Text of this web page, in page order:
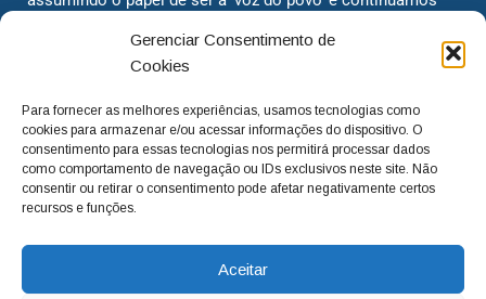
Gerenciar Consentimento de
Cookies
Para fornecer as melhores experiências, usamos tecnologias como
cookies para armazenar e/ou acessar informações do dispositivo. O
consentimento para essas tecnologias nos permitirá processar dados
como comportamento de navegação ou IDs exclusivos neste site. Não
consentir ou retirar o consentimento pode afetar negativamente certos
recursos e funções.
Aceitar
para a cidade e sempre cobrando resoluções para casos
‘esquecidos’. Informar é a nossa missão!
adm@jtv.com.br
(19) 3929-6225
(19) 99450-1424